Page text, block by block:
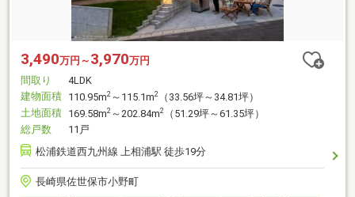
3,490万円～ 3,970万円
間取り
4LDK
建物面積 110.95m2 ～115.1m2
（33.56坪～34.81坪）
土地面積 169.58m2 ～202.84m2
（51.29坪～61.35坪）
総戸数
11戸
松浦鉄道西九州線 上相浦駅 徒歩19分
長崎県佐世保市小野町